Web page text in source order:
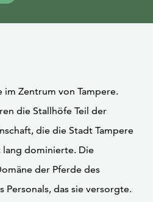
Zentrum von Tampere.
die Stallhöfe Teil der
die die Stadt Tampere
lang dominierte. Die
der Pferde des
Personals, das sie versorgte.